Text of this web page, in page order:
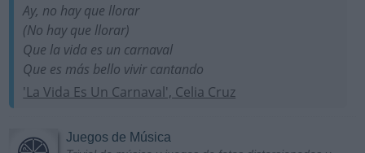
Ay, no hay que llorar
(No hay que llorar)
Que la vida es un carnaval
Que es más bello vivir cantando
'La Vida Es Un Carnaval', Celia Cruz
Juegos de Música